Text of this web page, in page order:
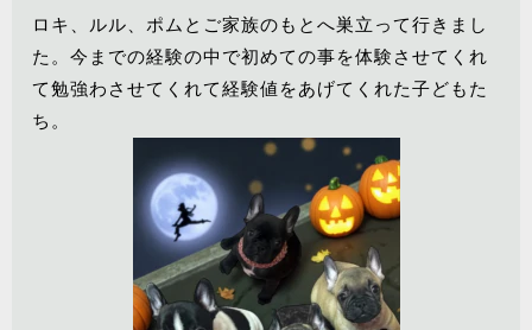
ロキ、ルル、ポムとご家族のもとへ巣立って行きまし
た。今までの経験の中で初めての事を体験させてくれ
て勉強わさせてくれて経験値をあげてくれた子どもた
ち。